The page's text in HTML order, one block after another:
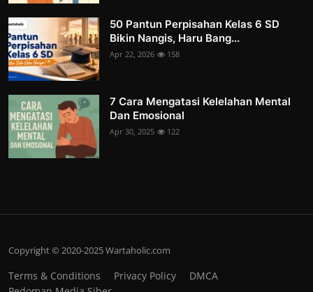
50 Pantun Perpisahan Kelas 6 SD
Bikin Nangis, Haru Bang...
Apr 22, 2026 158
7 Cara Mengatasi Kelelahan Mental
Dan Emosional
Apr 30, 2025 122
Copyright © 2020-2025 Wartaholic.com
Terms & Conditions Privacy Policy
DMCA